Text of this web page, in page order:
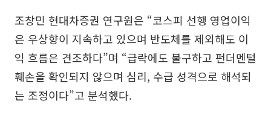
조창민 현대차증권 연구원은 “코스피 선행 영업이익
은 우상향이 지속하고 있으며 반도체를 제외해도 이
익 흐름은 견조하다”며 “급락에도 불구하고 펀더멘털
훼손을 확인되지 않으며 심리, 수급 성격으로 해석되
는 조정이다”고 분석했다.